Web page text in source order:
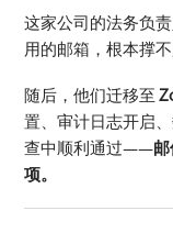
这家公司的法务负
用的邮箱，根本撑
随后，他们迁移至
置、审计日志开启
查中顺利通过——
项。